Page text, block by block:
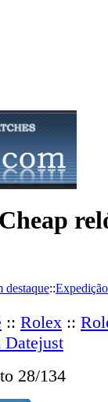
destaque::Expedição
:: Rolex ::
Datejust
28/134